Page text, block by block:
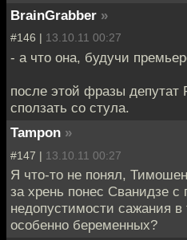
BrainGrabber »
#146 | 13.10.11 00:27
- а что она, будучи
после этой фразы депутат
сползать со стула.
Tampon »
#147 | 13.10.11 00:27
Я что-то не понял,
за хрень понес Сванидзе
недопустимости сажания
особенно беременных?